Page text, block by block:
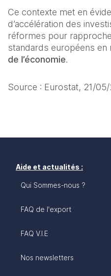
Ce contexte met en
d’accélération des
réformes pour
standards européens en
de l’économie.
Source : Eurostat, 21/
Aide et actualités :
Qui Sommes-nous ?
FAQ de l'export
FAQ V.I.E
Nos newsletters